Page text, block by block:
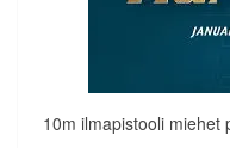
10m ilmapistooli miehet